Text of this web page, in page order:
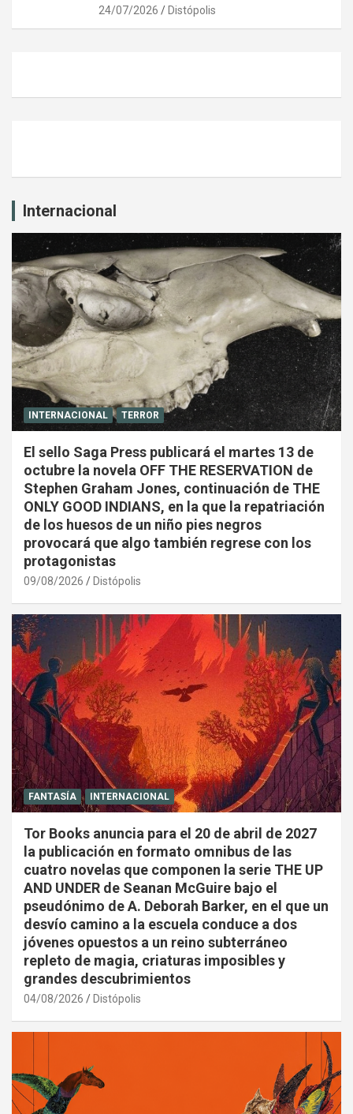
24/07/2026 Distópolis
Internacional
INTERNACIONAL TERROR
El sello Saga Press publicará el martes 13 de
octubre la novela OFF THE RESERVATION de
Stephen Graham Jones, continuación de THE
ONLY GOOD INDIANS, en la que la repatriación
de los huesos de un niño pies negros
provocará que algo también regrese con los
protagonistas
09/08/2026 Distópolis
FANTASÍA INTERNACIONAL
Tor Books anuncia para el 20 de abril de 2027
la publicación en formato omnibus de las
cuatro novelas que componen la serie THE UP
AND UNDER de Seanan McGuire bajo el
pseudónimo de A. Deborah Barker, en el que un
desvío camino a la escuela conduce a dos
jóvenes opuestos a un reino subterráneo
repleto de magia, criaturas imposibles y
grandes descubrimientos
04/08/2026 Distópolis